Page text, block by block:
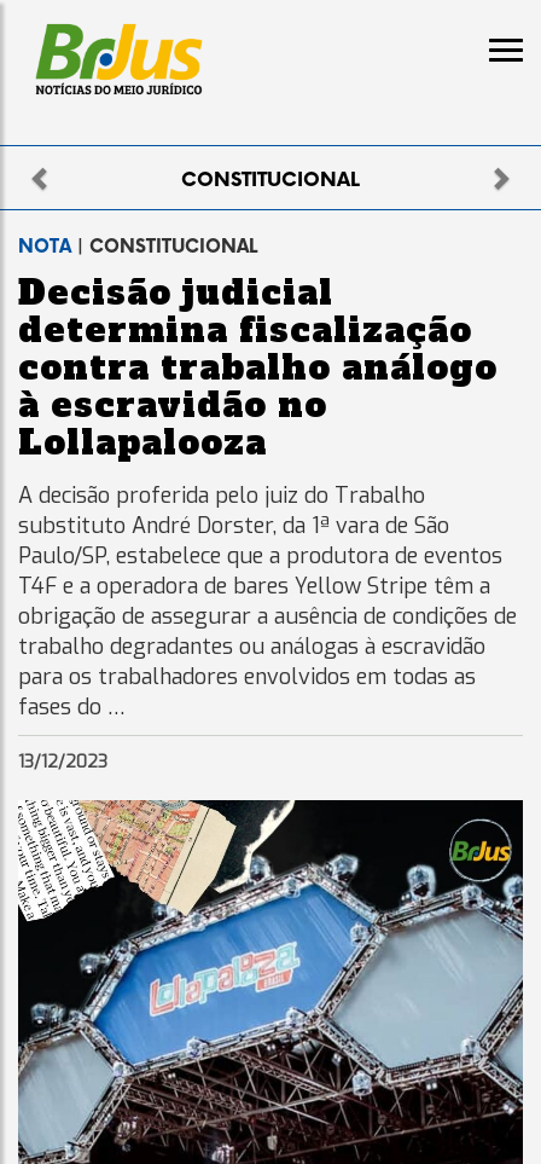
ELEITORAL
Previous
NOTA| CONSTITUCIONAL
Decisão judicial
determina fiscalização
contra trabalho análogo
à escravidão no
Lollapalooza
A decisão proferida pelo juiz do Trabalho
substituto André Dorster, da 1ª vara de São
Paulo/SP, estabelece que a produtora de eventos
T4F e a operadora de bares Yellow Stripe têm a
obrigação de assegurar a ausência de condições de
trabalho degradantes ou análogas à escravidão
para os trabalhadores envolvidos em todas as
fases do …
13/12/2023